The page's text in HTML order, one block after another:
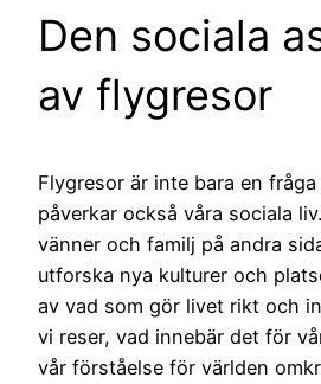
Den sociala
av flygresor
Flygresor är inte bara en
påverkar också våra sociala
vänner och familj på andra
utforska nya kulturer och
av vad som gör livet rikt och
vi reser, vad innebär det för
vår förståelse för världen